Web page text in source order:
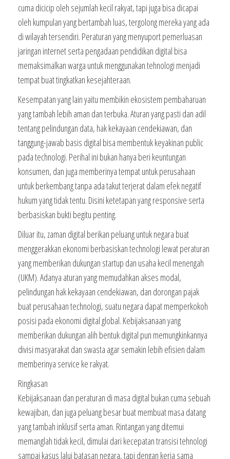
cuma dicicip oleh sejumlah kecil rakyat, tapi juga bisa dicapai
oleh kumpulan yang bertambah luas, tergolong mereka yang ada
di wilayah tersendiri. Peraturan yang menyuport pemerluasan
jaringan internet serta pengadaan pendidikan digital bisa
memaksimalkan warga untuk menggunakan tehnologi menjadi
tempat buat tingkatkan kesejahteraan.
Kesempatan yang lain yaitu membikin ekosistem pembaharuan
yang tambah lebih aman dan terbuka. Aturan yang pasti dan adil
tentang pelindungan data, hak kekayaan cendekiawan, dan
tanggung-jawab basis digital bisa membentuk keyakinan public
pada technologi. Perihal ini bukan hanya beri keuntungan
konsumen, dan juga memberinya tempat untuk perusahaan
untuk berkembang tanpa ada takut terjerat dalam efek negatif
hukum yang tidak tentu. Disini ketetapan yang responsive serta
berbasiskan bukti begitu penting.
Diluar itu, zaman digital berikan peluang untuk negara buat
menggerakkan ekonomi berbasiskan technologi lewat peraturan
yang memberikan dukungan startup dan usaha kecil menengah
(UKM). Adanya aturan yang memudahkan akses modal,
pelindungan hak kekayaan cendekiawan, dan dorongan pajak
buat perusahaan technologi, suatu negara dapat memperkokoh
posisi pada ekonomi digital global. Kebijaksanaan yang
memberikan dukungan alih bentuk digital pun memungkinkannya
divisi masyarakat dan swasta agar semakin lebih efisien dalam
memberinya service ke rakyat.
Ringkasan
Kebijaksanaan dan peraturan di masa digital bukan cuma sebuah
kewajiban, dan juga peluang besar buat membuat masa datang
yang tambah inklusif serta aman. Rintangan yang ditemui
memanglah tidak kecil, dimulai dari kecepatan transisi tehnologi
sampai kasus lalui batasan negara, tapi dengan kerja sama